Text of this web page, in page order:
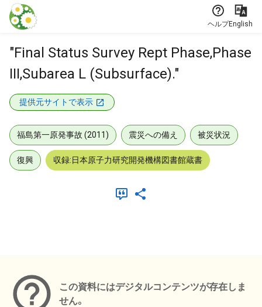
本文に飛ぶ
ヘルプEnglish
"Final Status Survey Rept Phase,Phase
III,Subarea L (Subsurface)."
提供元サイトで表示
福島第一原発事故 (2011) 震災への備え 被災状況
復興 収録:日本原子力研究開発機構図書館蔵書
この資料にはデジタルコンテンツが存在しま
せん。